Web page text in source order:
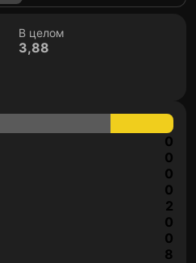
В целом
3,88
0
0
0
0
2
0
0
8